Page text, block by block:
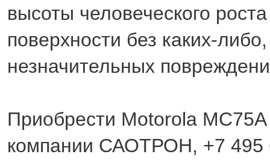
высоты человеческого
поверхности без каких-
незначительных
Приобрести Motorola
компании САОТРОН, +7 495